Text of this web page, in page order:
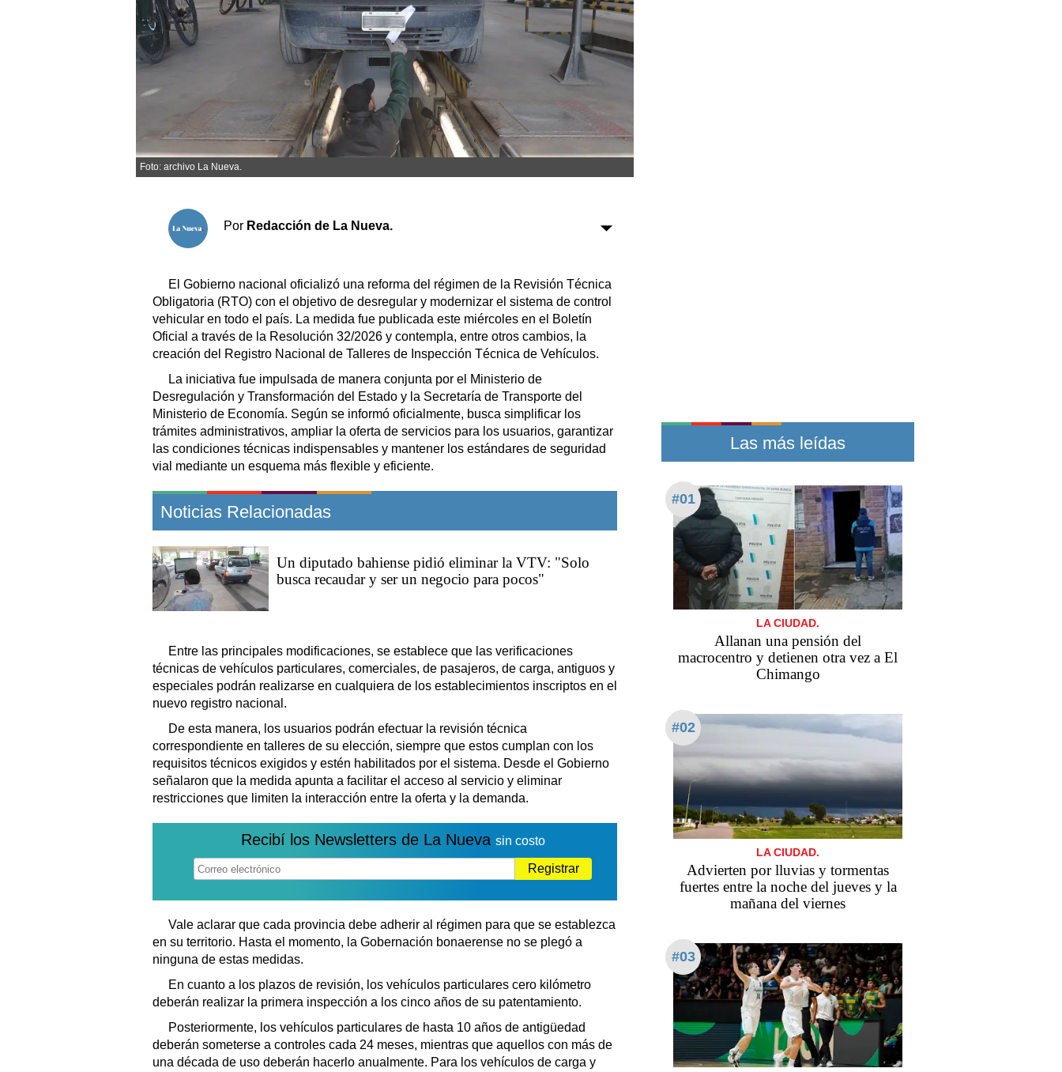
Sociedad y tiempo libre
Sociedad
Tecnología
Turismo
Salud
Es viral
El tiempo
Fúnebres
Clasificados
Suplementos
Servicios
Farmacias
Datos Útiles
Fúnebres
Edictos
Teléfonos de urgencia
Foto: archivo La Nueva.
Por Redacción de La Nueva.
El Gobierno nacional oficializó una reforma del régimen de la Revisión Técnica
Obligatoria (RTO) con el objetivo de desregular y modernizar el sistema de control
vehicular en todo el país. La medida fue publicada este miércoles en el Boletín
Oficial a través de la Resolución 32/2026 y contempla, entre otros cambios, la
creación del Registro Nacional de Talleres de Inspección Técnica de Vehículos.
La iniciativa fue impulsada de manera conjunta por el Ministerio de
Desregulación y Transformación del Estado y la Secretaría de Transporte del
Ministerio de Economía. Según se informó oficialmente, busca simplificar los
trámites administrativos, ampliar la oferta de servicios para los usuarios, garantizar
las condiciones técnicas indispensables y mantener los estándares de seguridad
vial mediante un esquema más flexible y eficiente.
Noticias Relacionadas
Un diputado bahiense pidió eliminar la VTV: "Solo
busca recaudar y ser un negocio para pocos"
Entre las principales modificaciones, se establece que las verificaciones
técnicas de vehículos particulares, comerciales, de pasajeros, de carga, antiguos y
especiales podrán realizarse en cualquiera de los establecimientos inscriptos en el
nuevo registro nacional.
De esta manera, los usuarios podrán efectuar la revisión técnica
correspondiente en talleres de su elección, siempre que estos cumplan con los
requisitos técnicos exigidos y estén habilitados por el sistema. Desde el Gobierno
señalaron que la medida apunta a facilitar el acceso al servicio y eliminar
restricciones que limiten la interacción entre la oferta y la demanda.
Recibí los Newsletters de La Nueva sin costo
Registrar
Vale aclarar que cada provincia debe adherir al régimen para que se establezca
en su territorio. Hasta el momento, la Gobernación bonaerense no se plegó a
ninguna de estas medidas.
En cuanto a los plazos de revisión, los vehículos particulares cero kilómetro
deberán realizar la primera inspección a los cinco años de su patentamiento.
Posteriormente, los vehículos particulares de hasta 10 años de antigüedad
deberán someterse a controles cada 24 meses, mientras que aquellos con más de
una década de uso deberán hacerlo anualmente. Para los vehículos de carga y
Las más leídas
#01
LA CIUDAD.
Allanan una pensión del
macrocentro y detienen otra vez a El
Chimango
#02
LA CIUDAD.
Advierten por lluvias y tormentas
fuertes entre la noche del jueves y la
mañana del viernes
#03